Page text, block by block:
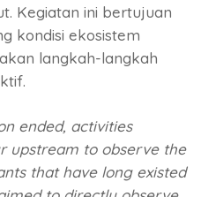
Kegiatan ini bertujuan
kondisi ekosistem
langkah-langkah
ended, activities
upstream to observe the
that have long existed